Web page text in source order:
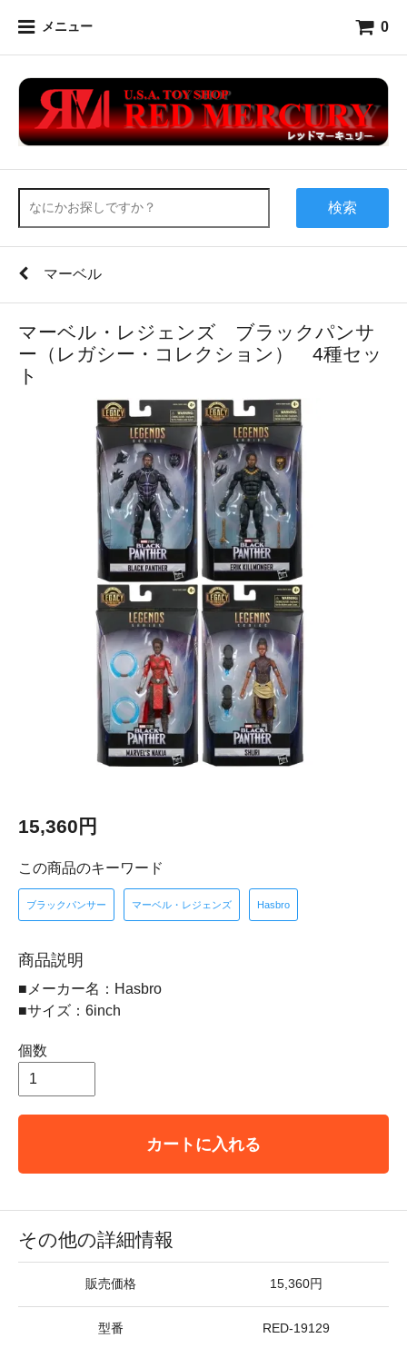
メニュー 0
検索
マーベル
マーベル・レジェンズ ブラックパンサ
ー（レガシー・コレクション） 4種セッ
ト
15,360円
この商品のキーワード
ブラックパンサー マーベル・レジェンズ Hasbro
商品説明
■メーカー名：Hasbro
■サイズ：6inch
個数
カートに入れる
その他の詳細情報
販売価格 15,360円
型番 RED-19129